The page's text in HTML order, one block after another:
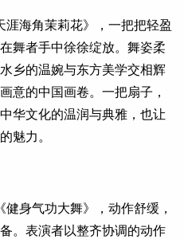
海角茉莉花》，一把把轻盈
舞者手中徐徐绽放。舞姿柔
乡的温婉与东方美学交相辉
意的中国画卷。一把扇子，
华文化的温润与典雅，也让
魅力。
身气功大舞》，动作舒缓，
。表演者以整齐协调的动作